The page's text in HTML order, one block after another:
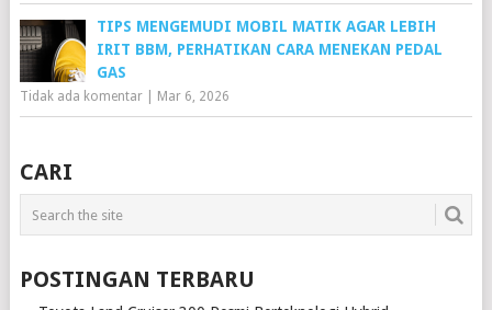
TIPS MENGEMUDI MOBIL MATIK AGAR LEBIH
IRIT BBM, PERHATIKAN CARA MENEKAN PEDAL
GAS
Tidak ada komentar| Mar 6, 2026
CARI
POSTINGAN TERBARU